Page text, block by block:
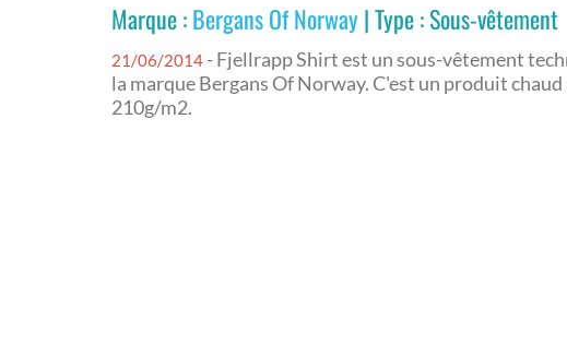
Marque :Bergans Of Norway| Type : Sous-vêtement
21/06/2014 - Fjellrapp Shirt est un sous-vêtement
la marque Bergans Of Norway. C'est un produit chaud
210g/m2.